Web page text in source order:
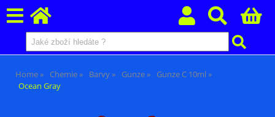
Home Chemie Barvy Gunze
Gunze C 10ml
Ocean Gray